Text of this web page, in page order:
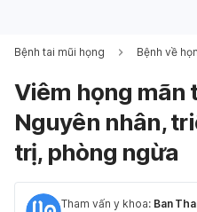
Bệnh tai mũi họng Bệnh về
Viêm họng mãn
Nguyên nhân,
trị, phòng ngừa
Tham vấn y khoa: Ban